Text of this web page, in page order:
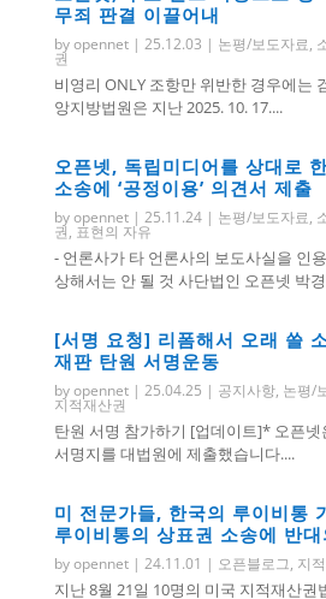
무죄 판결 이끌어내
byopennet| 25.12.03 | 논평/보도자료,
권
비영리 ONLY 조항만 위반한 경우에는
앙지방법원은 지난 2025. 10. 17....
오픈넷, 독립미디어를 상대로
소송에 ‘공정이용’ 의견서 제출
byopennet| 25.11.24| 논평/보도자료,
권, 표현의 자유
- 언론사가 타 언론사의 보도사실을 인
상해서는 안 될 것 사단법인 오픈넷 박
[서명 요청] 리폼해서 오래 쓸
재판 탄원 서명운동
byopennet| 25.04.25 | 공지사항, 논평/
지적재산권
탄원 서명 참가하기 [업데이트]* 오픈넷
서명지를 대법원에 제출했습니다....
미 전문가들, 한국의 루이비통
루이비통의 상표권 소송에 반
byopennet| 24.11.01 | 오픈블로그, 지
지난 8월 21일 10명의 미국 지적재산권